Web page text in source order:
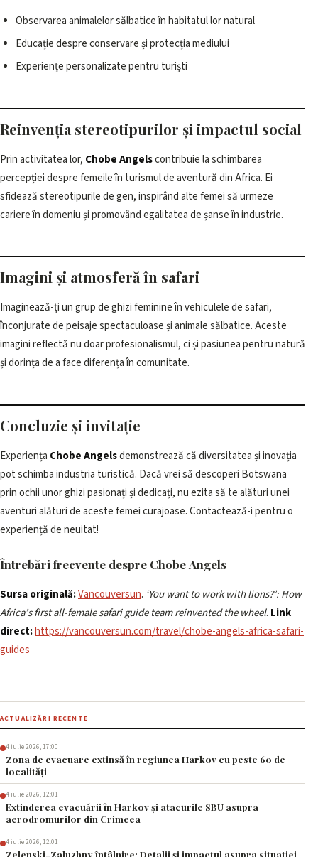
Observarea animalelor sălbatice în habitatul lor natural
Educație despre conservare și protecția mediului
Experiențe personalizate pentru turiști
Reinvenția stereotipurilor și impactul social
Prin activitatea lor, Chobe Angelscontribuie la schimbarea
percepției despre femeile în turismul de aventură din Africa. Ei
sfidează stereotipurile de gen, inspirând alte femei să urmeze
cariere în domeniu și promovând egalitatea de șanse în industrie.
Imagini și atmosferă în safari
Imaginează-ți un grup de ghizi feminine în vehiculele de safari,
înconjurate de peisaje spectaculoase și animale sălbatice. Aceste
imagini reflectă nu doar profesionalismul, ci și pasiunea pentru natură
și dorința de a face diferența în comunitate.
Concluzie și invitație
Experiența Chobe Angelsdemonstrează că diversitatea și inovația
pot schimba industria turistică. Dacă vrei să descoperi Botswana
prin ochii unor ghizi pasionați și dedicați, nu ezita să te alături unei
aventuri alături de aceste femei curajoase. Contactează-i pentru o
experiență de neuitat!
Întrebări frecvente despre Chobe Angels
Sursa originală:Vancouversun. ‘You want to work with lions?’: How
Africa’s first all-female safari guide team reinvented the wheel. Link
direct:https://vancouversun.com/travel/chobe-angels-africa-safari-
guides
ACTUALIZĂRI RECENTE
4 iulie 2026, 17:00
Zona de evacuare extinsă în regiunea Harkov cu peste 60 de
localități
4 iulie 2026, 12:01
Extinderea evacuării în Harkov și atacurile SBU asupra
aerodromurilor din Crimeea
4 iulie 2026, 12:01